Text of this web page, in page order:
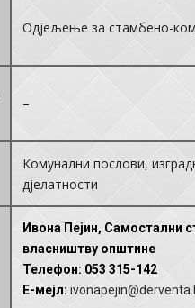
Одјељење за стамбено-
–
Комунални послови,
дјелатности
Ивона Пејин, Самостални
власништву општине
Телефон: 053 315-142
E-мејл: